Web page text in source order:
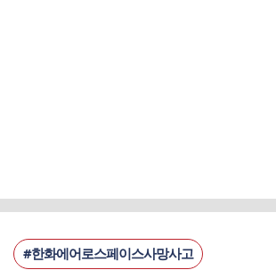
#한화에어로스페이스사망사고